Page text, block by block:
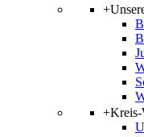
+
+Kreis-